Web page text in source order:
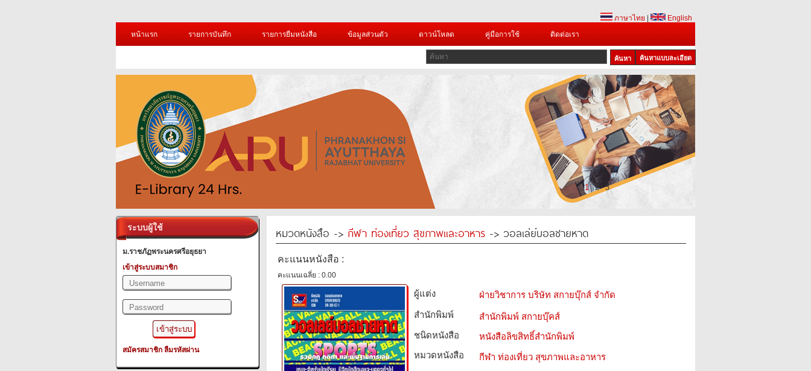
ภาษาไทย
English
หน้าแรก
รายการบันทึก รายการยืมหนังสือ ข้อมูลส่วนตัว ดาวน์โหลด คู่มือการใช้ ติดต่อเรา
ค้นหาแบบละเอียด
1 2 3
ระบบผู้ใช้
ม.ราชภัฏพระนครศรีอยุธยา
เข้าสู่ระบบสมาชิก
สมัครสมาชิก ลืมรหัสผ่าน
หมวดหนังสือ -> กีฬา ท่องเที่ยว สุขภาพและอาหาร -> วอลเล่ย์บอลชายหาด
คะแนนหนังสือ :
คะแนนเฉลี่ย : 0.00
ผู้แต่ง
ฝ่ายวิชาการ บริษัท สกายบุ๊กส์ จำกัด
สำนักพิมพ์
สำนักพิมพ์ สกายบุ๊คส์
ชนิดหนังสือ­
หนังสือลิขสิทธิ์สำนักพิมพ์
หมวดหนังสือ­
กีฬา ท่องเที่ยว สุขภาพและอาหาร